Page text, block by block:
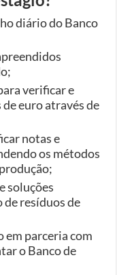
diário do Banco
verificar e
euro através de
notas e
os métodos
soluções
resíduos de
parceria com
o Banco de